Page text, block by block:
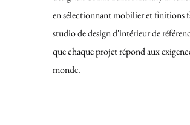
en sélectionnant mobilier et finitions
studio de design d'intérieur de
que chaque projet répond aux
monde.